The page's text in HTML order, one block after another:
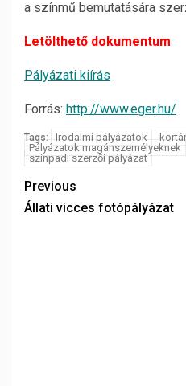
a színmű bemutatására
Letölthető dokumentum
Pályázati kiírás
Forrás: http://www.eger.hu/
Tags: Irodalmi pályázatok
Pályázatok magánszemélyeknek
színpadi szerzői pályázat
Previous
Állati vicces fotópályázat